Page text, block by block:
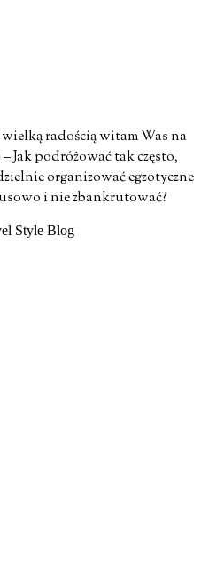
radością witam Was na
Jak podróżować tak często,
organizować egzotyczne
i nie zbankrutować?